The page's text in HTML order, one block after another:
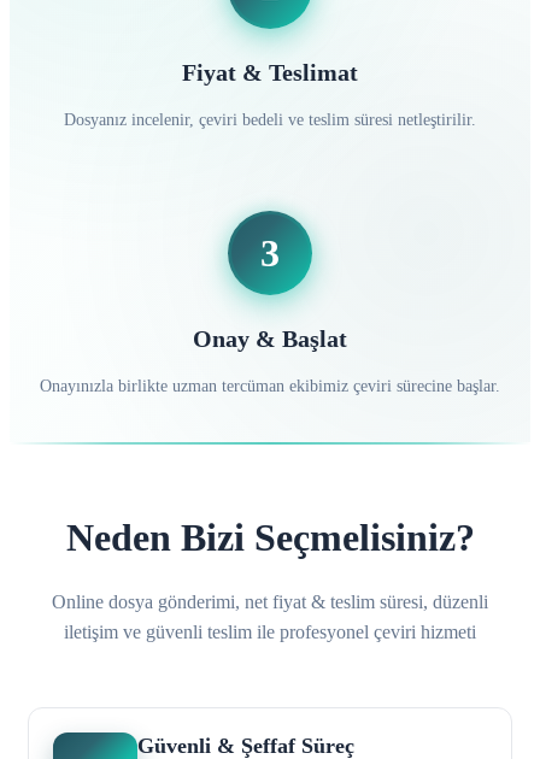
Fiyat & Teslimat
Dosyanız incelenir, çeviri bedeli ve teslim süresi netleştirilir.
3
Onay & Başlat
Onayınızla birlikte uzman tercüman ekibimiz çeviri sürecine başlar.
Neden Bizi Seçmelisiniz?
Online dosya gönderimi, net fiyat & teslim süresi, düzenli
iletişim ve güvenli teslim ile profesyonel çeviri hizmeti
Güvenli & Şeffaf Süreç